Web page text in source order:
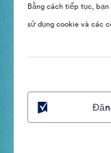
Bằng cách tiếp tục,
sử dụng cookie và các